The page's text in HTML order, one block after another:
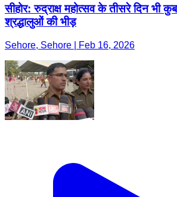
सीहोर: रुद्राक्ष महोत्सव के तीसरे दिन भी
श्रद्धालुओं की भीड़
Sehore, Sehore | Feb 16, 2026